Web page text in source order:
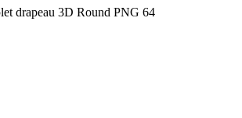
drapeau 3D Round PNG 64